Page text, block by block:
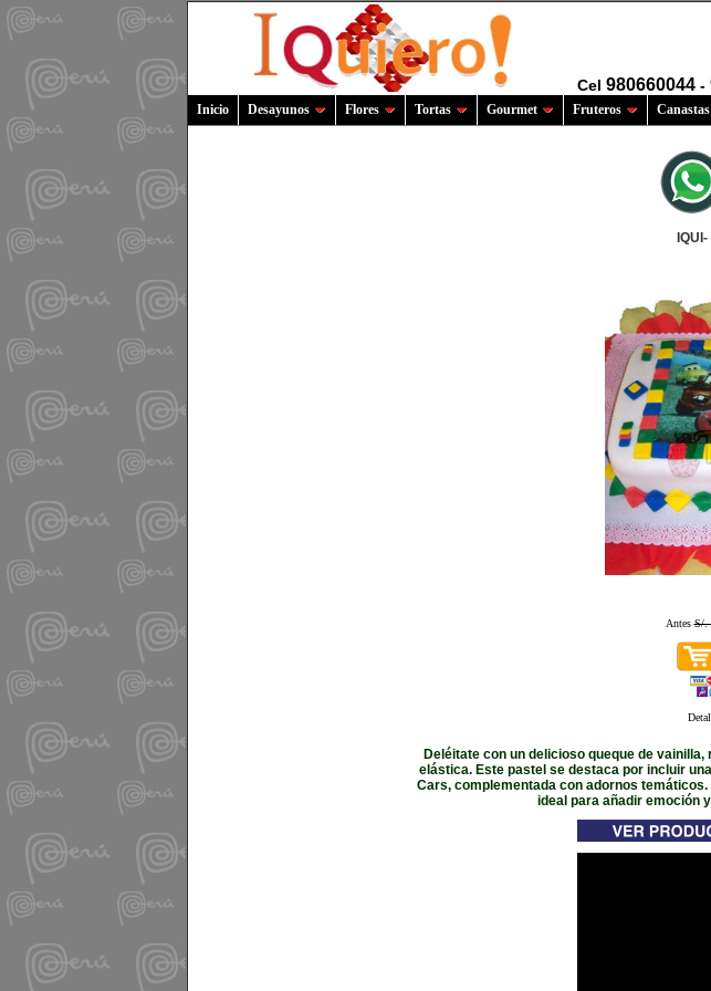
Cel 980660044 -
Inicio Desayunos Flores Tortas Gourmet Fruteros
AntesS/.
Deléitate con un delicioso queque de
elástica. Este pastel se destaca por incluir
Cars, complementada con adornos
ideal para añadir emoción